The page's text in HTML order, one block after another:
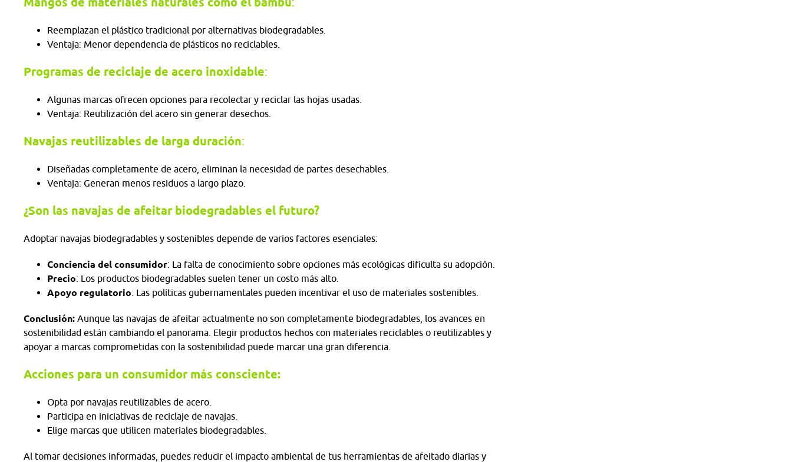
Reemplazan el plástico tradicional por alternativas biodegradables.
Ventaja: Menor dependencia de plásticos no reciclables.
Programas de reciclaje de acero inoxidable:
Algunas marcas ofrecen opciones para recolectar y reciclar las hojas usadas.
Ventaja: Reutilización del acero sin generar desechos.
Navajas reutilizables de larga duración:
Diseñadas completamente de acero, eliminan la necesidad de partes desechables.
Ventaja: Generan menos residuos a largo plazo.
¿Son las navajas de afeitar biodegradables el futuro?
Adoptar navajas biodegradables y sostenibles depende de varios factores esenciales:
Conciencia del consumidor: La falta de conocimiento sobre opciones más ecológicas dificulta su adopción.
Precio: Los productos biodegradables suelen tener un costo más alto.
Apoyo regulatorio: Las políticas gubernamentales pueden incentivar el uso de materiales sostenibles.
Conclusión: Aunque las navajas de afeitar actualmente no son completamente biodegradables, los avances en
sostenibilidad están cambiando el panorama. Elegir productos hechos con materiales reciclables o reutilizables y
apoyar a marcas comprometidas con la sostenibilidad puede marcar una gran diferencia.
Acciones para un consumidor más consciente:
Opta por navajas reutilizables de acero.
Participa en iniciativas de reciclaje de navajas.
Elige marcas que utilicen materiales biodegradables.
Al tomar decisiones informadas, puedes reducir el impacto ambiental de tus herramientas de afeitado diarias y